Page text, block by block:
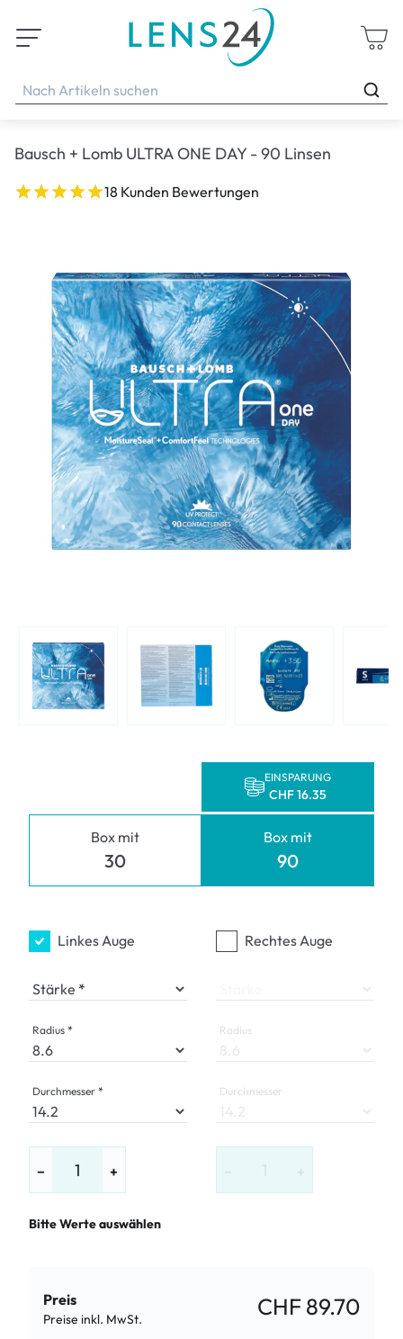
Bausch + Lomb ULTRA ONE DAY - 90 Linsen
18 Kunden Bewertungen
Box mit
30
EINSPARUNG
CHF 16.35
Box mit
90
Linkes Auge
Stärke
Radius
Durchmesser
− +
Bitte Werte auswählen
Rechtes Auge
Radius
Durchmesser
− +
Preis
Preise inkl. MwSt. CHF 89.70